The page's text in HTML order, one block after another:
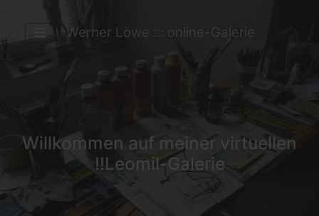
Werner Löwe ::: online-Galerie
Willkommen auf meiner virtuellen
Leomil-Galerie!!